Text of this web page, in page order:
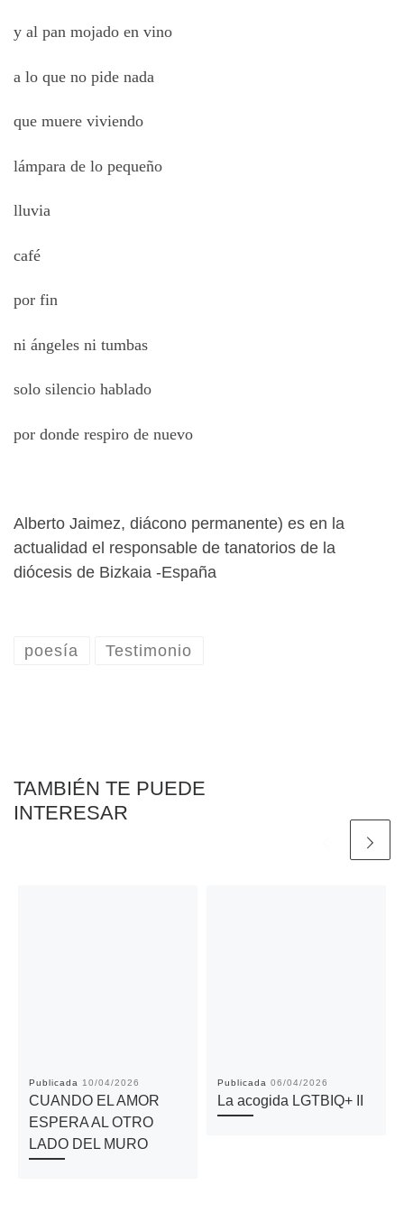
y al pan mojado en vino
a lo que no pide nada
que muere viviendo
lámpara de lo pequeño
lluvia
café
por fin
ni ángeles ni tumbas
solo silencio hablado
por donde respiro de nuevo
Alberto Jaimez, diácono permanente) es en la
actualidad el responsable de tanatorios de la
diócesis de Bizkaia -España
poesía Testimonio
TAMBIÉN TE PUEDE
INTERESAR
Publicada 10/04/2026
CUANDO EL AMOR
ESPERA AL OTRO
LADO DEL MURO
Publicada 06/04/2026
La acogida LGTBIQ+ II